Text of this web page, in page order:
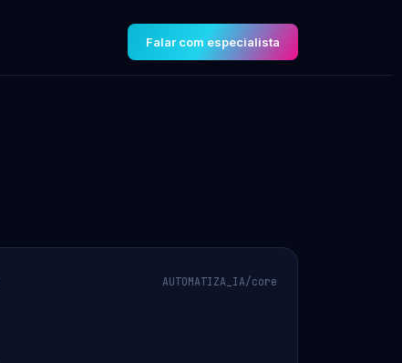
Falar com especialista
AUTOMATIZA_IA/core